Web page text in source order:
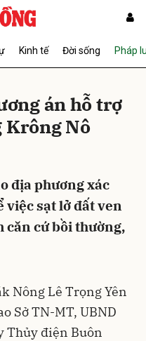
Kinh tế Đời sống Pháp
án hỗ trợ
Krông Nô
địa phương xác
sạt lở đất ven
căn cứ bồi thường,
Nông Lê Trọng Yên
Sở TN-MT, UBND
Thủy điện Buôn
Hủy Gửi